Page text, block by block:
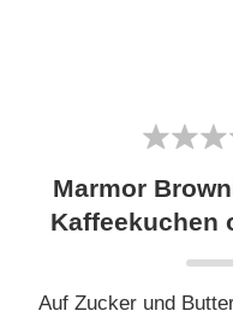
Marmor
Kaffeekuchen
Auf Zucker und